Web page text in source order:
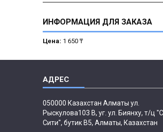
ИНФОРМАЦИЯ ДЛЯ ЗАКАЗА
Цена: 1 650 ₸
050000 Казахстан Алматы ул.
Рыскулова103 В, уг. ул. Биянху, т/ц
Сити", бутик В5, Алматы, Казахстан